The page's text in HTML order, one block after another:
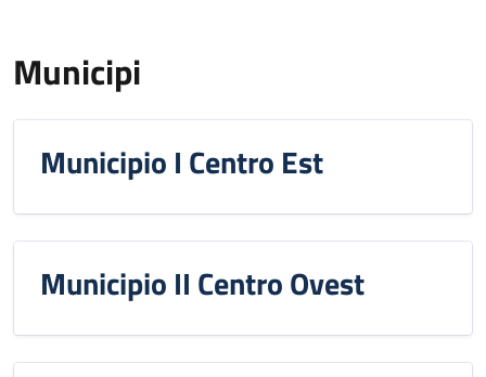
Municipi
Municipio I Centro Est
Municipio II Centro Ovest